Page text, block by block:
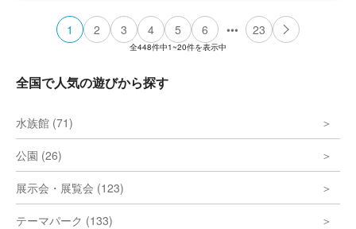
1 2 3 4 5 6 ••• 23
全448件中1~20件を表示中
全国で人気の遊びから探す
水族館 (71)
公園 (26)
展示会・展覧会 (123)
テーマパーク (133)